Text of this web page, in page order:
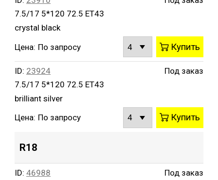
7.5/17 5*120 72.5 ET43
crystal black
Цена: По запросу Купить
ID: 23924
7.5/17 5*120 72.5 ET43
brilliant silver
Под заказ
Цена: По запросу Купить
R18
ID: 46988
Под заказ